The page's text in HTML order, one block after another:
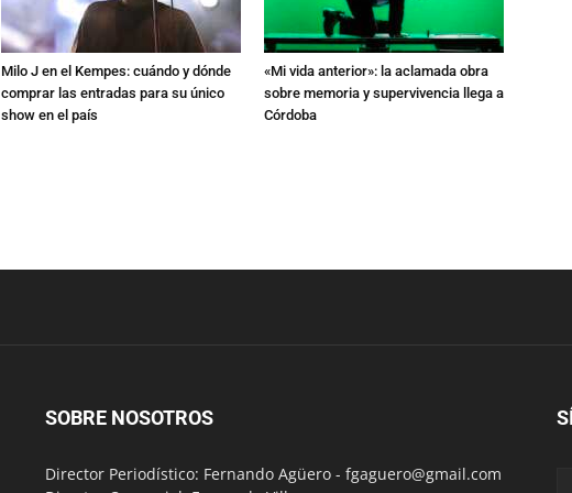
Milo J en el Kempes: cuándo y dónde
comprar las entradas para su único
show en el país
«Mi vida anterior»: la aclamada obra
sobre memoria y supervivencia llega a
Córdoba
SOBRE NOSOTROS
Director Periodístico: Fernando Agüero - fgaguero@gmail.com